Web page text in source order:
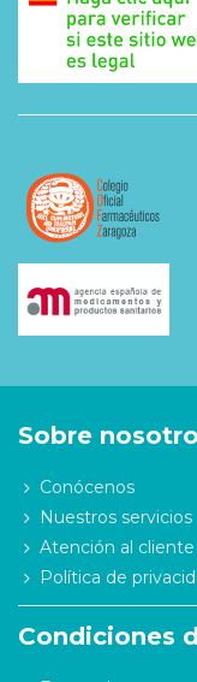
Sobre
Conócenos
Nuestros servicios
Atención al cliente
Política de
Condiciones